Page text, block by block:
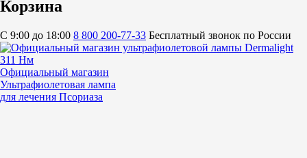
Корзина
C 9:00 до 18:00 8 800 200-77-33 Бесплатный звонок по России
Официальный магазин
Ультрафиолетовая лампа
для лечения Псориаза